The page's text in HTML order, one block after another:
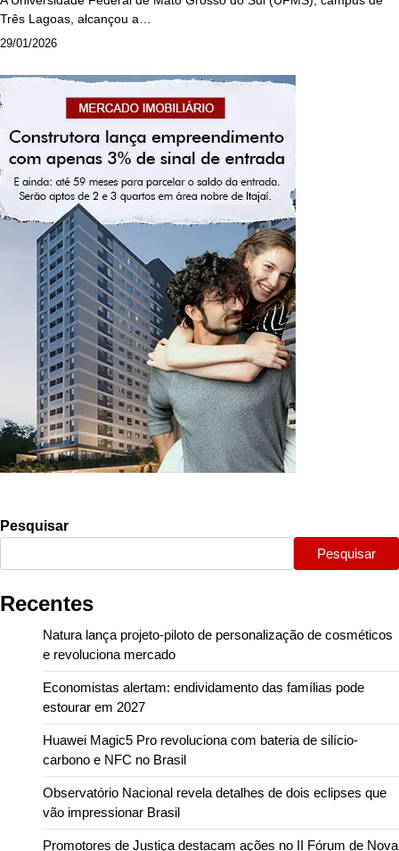
Três Lagoas, alcançou a…
29/01/2026
Pesquisar
Pesquisar
Recentes
Natura lança projeto-piloto de personalização de cosméticos
e revoluciona mercado
Economistas alertam: endividamento das famílias pode
estourar em 2027
Huawei Magic5 Pro revoluciona com bateria de silício-
carbono e NFC no Brasil
Observatório Nacional revela detalhes de dois eclipses que
vão impressionar Brasil
Promotores de Justiça destacam ações no II Fórum de Nova